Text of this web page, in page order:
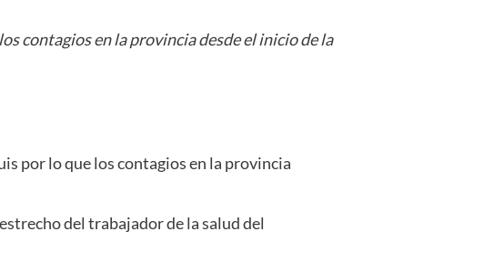
contagios en la provincia desde el inicio de la
por lo que los contagios en la provincia
del trabajador de la salud del